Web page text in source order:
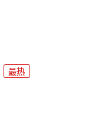
最热